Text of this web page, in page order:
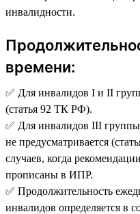
инвалидности.
времени:
✅ Для инвалидов I и II
(статья 92 ТК РФ).
✅ Для инвалидов III
не предусматривается
случаев, когда
прописаны в ИПР.
✅ Продолжительность
инвалидов определяется в